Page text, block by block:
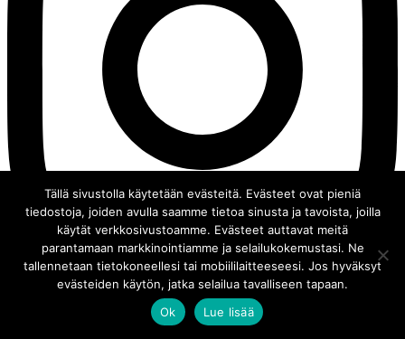
© 2008 - 2026 Chocochili
Tällä sivustolla käytetään evästeitä. Evästeet ovat pieniä
tiedostoja, joiden avulla saamme tietoa sinusta ja tavoista, joilla
käytät verkkosivustoamme. Evästeet auttavat meitä
parantamaan markkinointiamme ja selailukokemustasi. Ne
tallennetaan tietokoneellesi tai mobiililaitteeseesi. Jos hyväksyt
evästeiden käytön, jatka selailua tavalliseen tapaan.
Ok
Lue lisää